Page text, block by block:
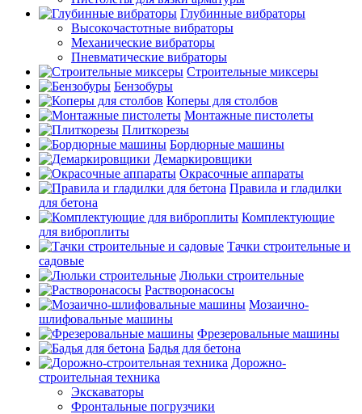
Глубинные вибраторы
Высокочастотные вибраторы
Механические вибраторы
Пневматические вибраторы
Строительные миксеры
Бензобуры
Коперы для столбов
Монтажные пистолеты
Плиткорезы
Бордюрные машины
Демаркировщики
Окрасочные аппараты
Правила и гладилки
для бетона
Комплектующие
для виброплиты
Тачки строительные и
садовые
Люльки строительные
Растворонасосы
Мозаично-
шлифовальные машины
Фрезеровальные машины
Бадья для бетона
Дорожно-
строительная техника
Экскаваторы
Фронтальные погрузчики